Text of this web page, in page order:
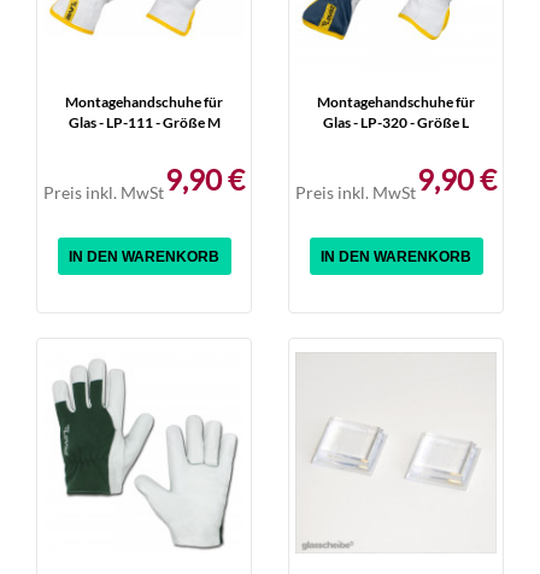
Montagehandschuhe für
Glas - LP-111 - Größe M
Preis inkl. MwSt9,90 €
IN DEN WARENKORB
Montagehandschuhe für
Glas - LP-320 - Größe L
Preis inkl. MwSt9,90 €
IN DEN WARENKORB